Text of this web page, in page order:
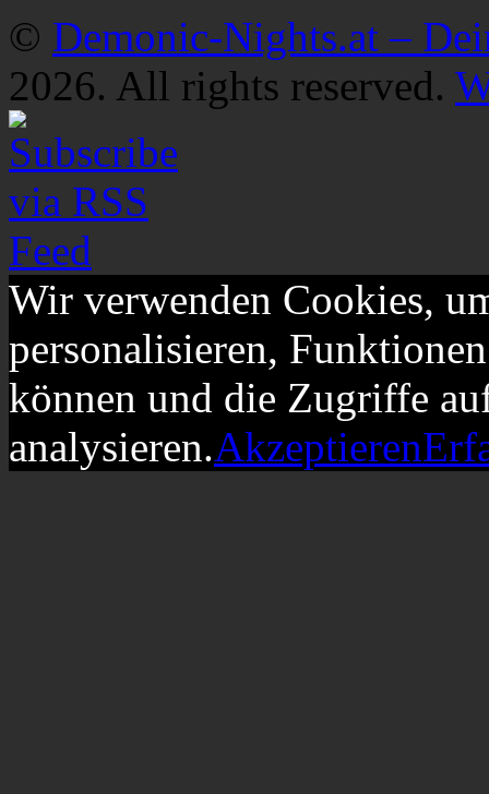
© Demonic-Nights.at –
2026. All rights reserved.
Wir verwenden Cookies,
personalisieren,
können und die Zugriffe
analysieren.Akzeptieren